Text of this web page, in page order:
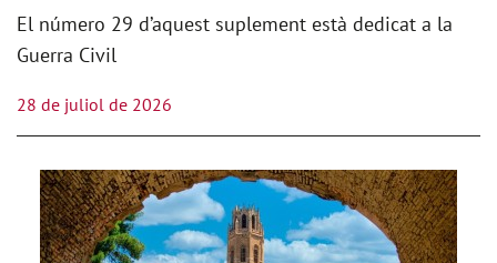
El número 29 d’aquest suplement està dedicat a la
Guerra Civil
28 de juliol de 2026